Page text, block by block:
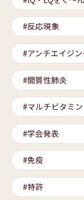
反応現象
アンチエイジ
間質性肺炎
マルチビタミン
学会発表
免疫
特許